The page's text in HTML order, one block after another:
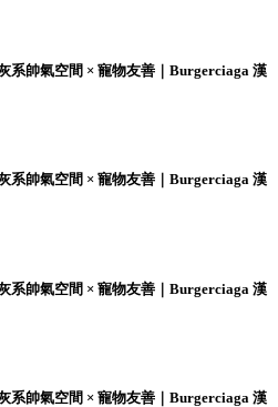
系帥氣空間 × 寵物友善｜Burgerciaga 漢
系帥氣空間 × 寵物友善｜Burgerciaga 漢
系帥氣空間 × 寵物友善｜Burgerciaga 漢
系帥氣空間 × 寵物友善｜Burgerciaga 漢